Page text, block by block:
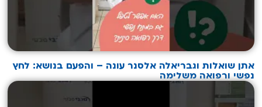
אתן שואלות וגבריאלה אלסנר עונה – והפעם בנושא: לחץ
נפשי ורפואה משלימה